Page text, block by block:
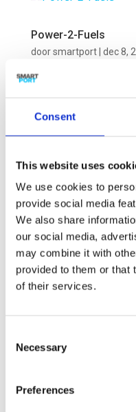
Consent
This website uses
We use cookies to
provide social media
We also share
our social media,
may combine it with
provided to them or that
of their services.
Selection
Necessary
Preferences
Power-2-Fuels
doorsmartport| dec 8,
Power-2-Fuels
wegtransport,
Nederlandse
ontwikkeld en
Electrons to
door smartport |dec 7,
beter gebruikt en